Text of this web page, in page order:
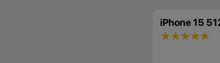
iPhone 15
4
3 stars
2 stars
1 star